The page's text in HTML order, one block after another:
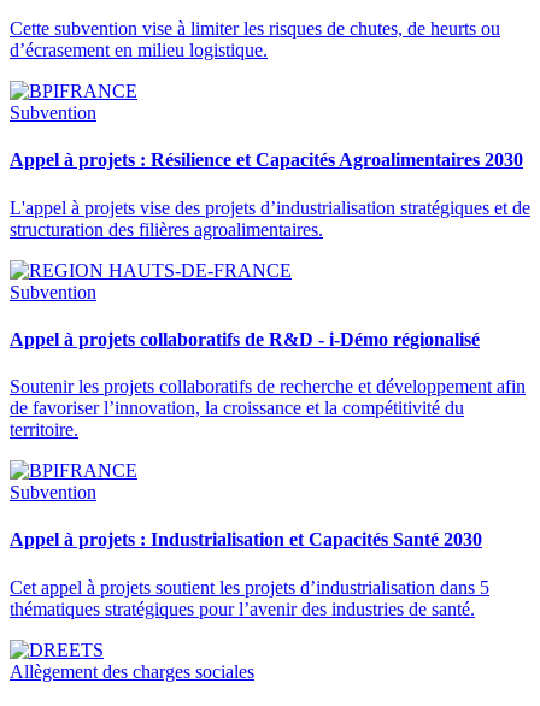
Cette subvention vise à limiter les risques de chutes, de heurts ou
d’écrasement en milieu logistique.
Subvention
Appel à projets : Résilience et Capacités Agroalimentaires 2030
L'appel à projets vise des projets d’industrialisation stratégiques et de
structuration des filières agroalimentaires.
Subvention
Appel à projets collaboratifs de R&D - i-Démo régionalisé
Soutenir les projets collaboratifs de recherche et développement afin
de favoriser l’innovation, la croissance et la compétitivité du
territoire.
Subvention
Appel à projets : Industrialisation et Capacités Santé 2030
Cet appel à projets soutient les projets d’industrialisation dans 5
thématiques stratégiques pour l’avenir des industries de santé.
Allègement des charges sociales